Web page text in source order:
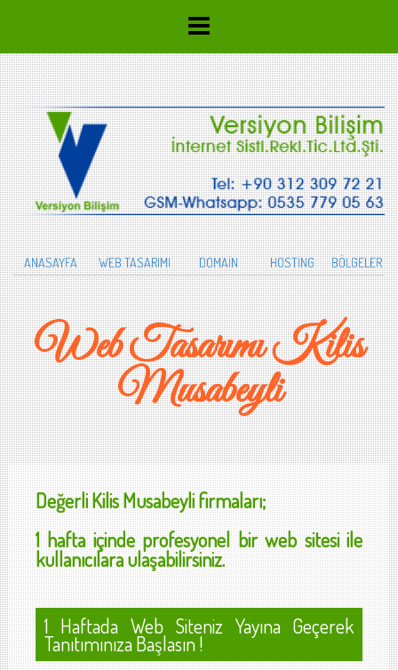
ANASAYFA WEB TASARIMI DOMAİN HOSTİNG BÖLGELER
Web Tasarımı Kilis
Musabeyli
DeğerliKilis Musabeylifirmaları;
1 hafta içinde profesyonel bir web sitesi ile
kullanıcılara ulaşabilirsiniz.
1 Haftada Web Siteniz Yayına Geçerek
Tanıtımınıza Başlasın !